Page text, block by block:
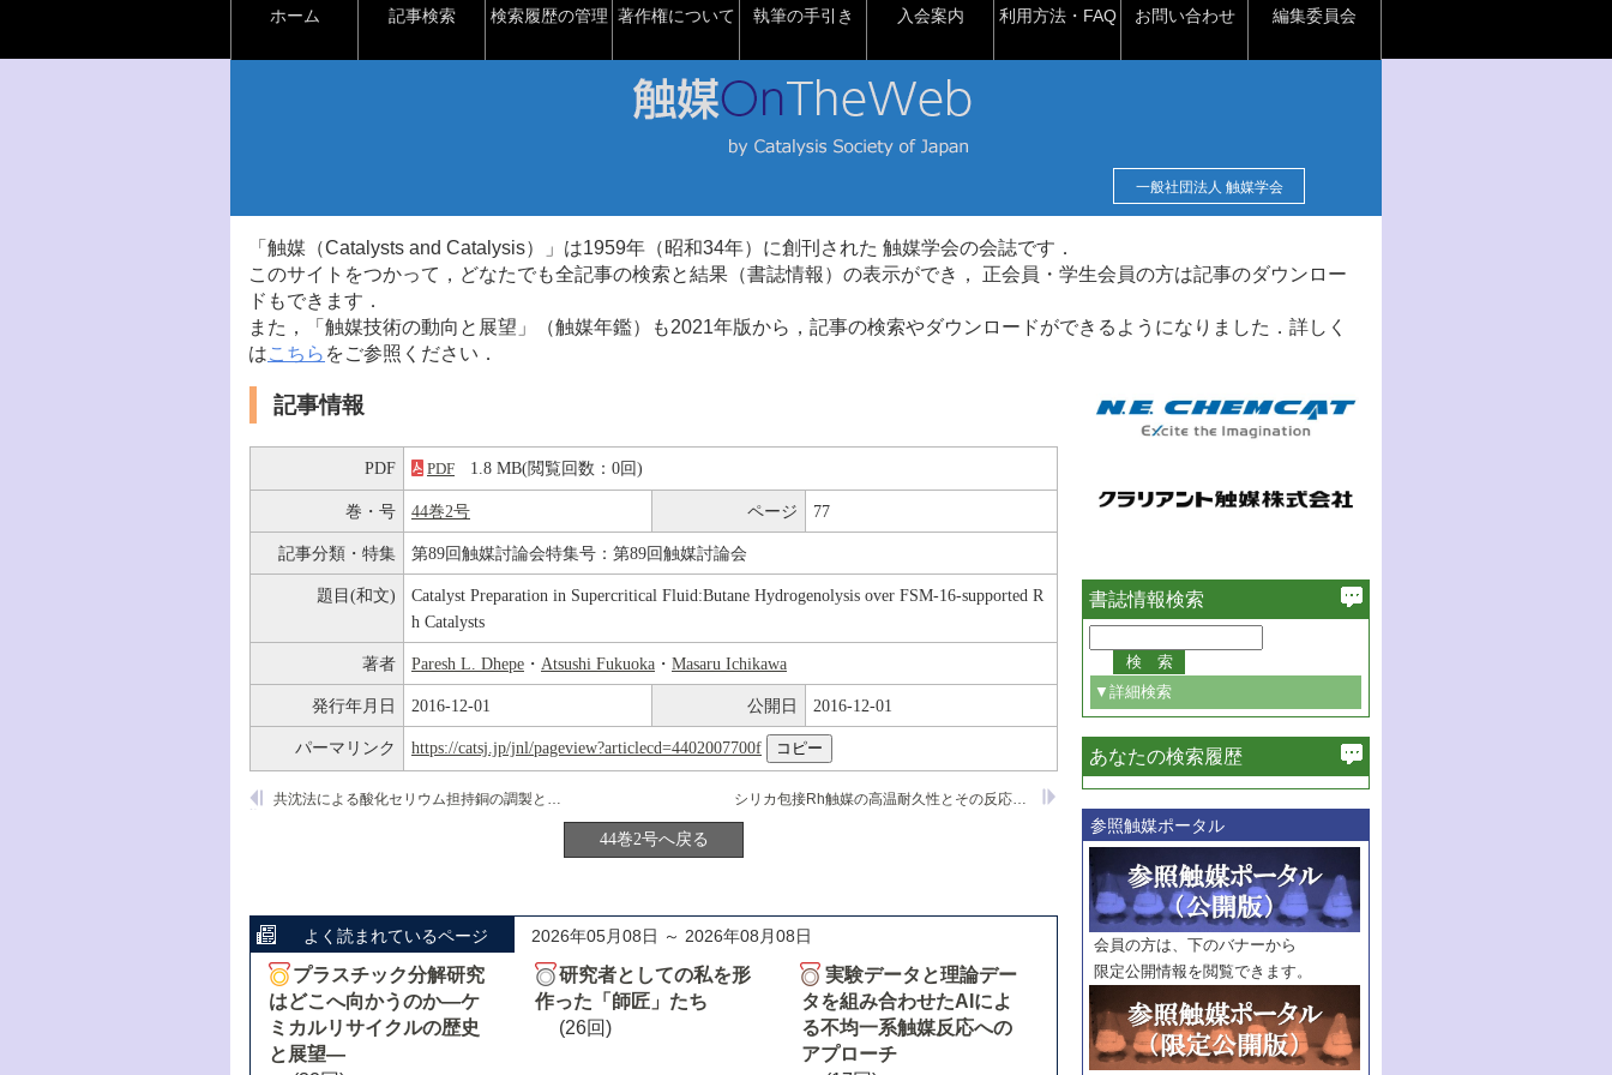
ホーム 記事検索 検索履歴の管理 著作権について 執筆の手引き 入会案内 利用方法・FAQ お問い合わせ 編集委員会
一般社団法人 触媒学会
「触媒（Catalysts and Catalysis）」は1959年（昭和34年）に創刊された 触媒学会の会誌です．
このサイトをつかって，どなたでも全記事の検索と結果（書誌情報）の表示ができ， 正会員・学生会員の方は記事のダウンロー
ドもできます．
また，「触媒技術の動向と展望」（触媒年鑑）も2021年版から，記事の検索やダウンロードができるようになりました．詳しく
はこちら をご参照ください．
記事情報
PDF PDF 1.8 MB(閲覧回数：0回)
巻・号 44巻2号 ページ 77
記事分類・特集 第89回触媒討論会特集号：第89回触媒討論会
題目(和文)
Catalyst Preparation in Supercritical Fluid:Butane Hydrogenolysis over FSM-16-supported R
h Catalysts
著者 Paresh L. Dhepe ・ Atsushi Fukuoka ・ Masaru Ichikawa
発行年月日 2016-12-01 公開日 2016-12-01
パーマリンク https://catsj.jp/jnl/pageview?articlecd=4402007700f
シリカ包接Rh触媒の高温耐久性とその反応特性
共沈法による酸化セリウム担持銅の調製とメタノール合成活性
44巻2号へ戻る
よく読まれているページ 2026年05月08日 ～ 2026年08月08日
プラスチック分解研究
はどこへ向かうのか―ケ
ミカルリサイクルの歴史
と展望―
研究者としての私を形
作った「師匠」たち
(26回)
実験データと理論デー
タを組み合わせたAIによ
る不均一系触媒反応への
アプローチ
書誌情報検索
▼詳細検索
必ず含む
巻・号指定
巻
号
範囲指定
巻
号～
巻
号
触媒年鑑
年度
記事種別
マーク：
マークあり
あなたの検索履歴
参照触媒ポータル
会員の方は、下のバナーから
限定公開情報を閲覧できます。